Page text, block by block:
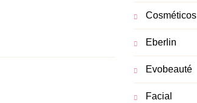
Cosméticos
Eberlin
Evobeauté
Facial